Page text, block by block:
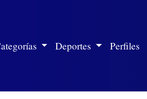
Deportes Perfiles